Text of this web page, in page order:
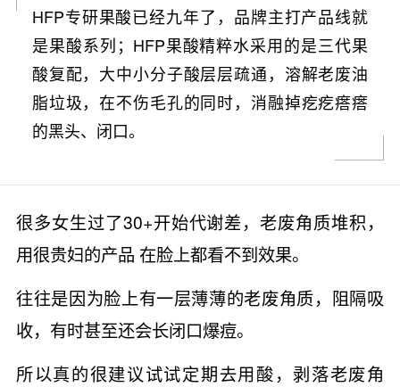
HFP专研果酸已经九年了，品牌主打产品线就
是果酸系列；HFP果酸精粹水采用的是三代果
酸复配，大中小分子酸层层疏通，溶解老废油
脂垃圾，在不伤毛孔的同时，消融掉疙疙瘩瘩
的黑头、闭口。
很多女生过了30+开始代谢差，老废角质堆积，
用很贵妇的产品 在脸上都看不到效果。
往往是因为脸上有一层薄薄的老废角质，阻隔吸
收，有时甚至还会长闭口爆痘。
所以真的很建议试试定期去用酸，剥落老废角